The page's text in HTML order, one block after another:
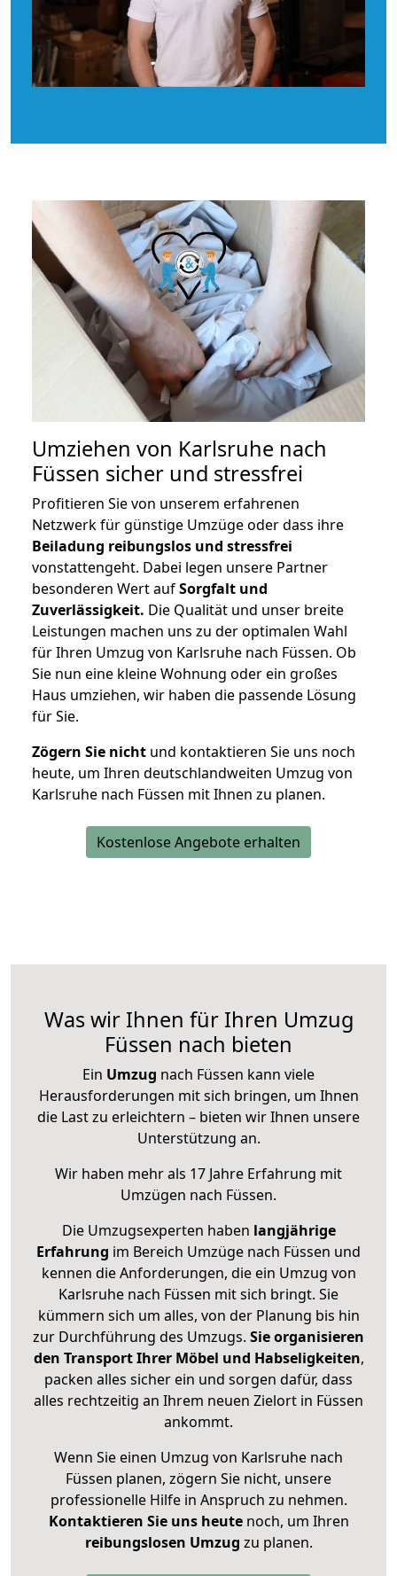
Umziehen von Karlsruhe nach
Füssen sicher und stressfrei
Profitieren Sie von unserem erfahrenen
Netzwerk für günstige Umzüge oder dass ihre
Beiladung reibungslos und stressfrei
vonstattengeht. Dabei legen unsere Partner
besonderen Wert aufSorgfalt und
Zuverlässigkeit. Die Qualität und unser breite
Leistungen machen uns zu der optimalen Wahl
für Ihren Umzug von Karlsruhe nach Füssen. Ob
Sie nun eine kleine Wohnung oder ein großes
Haus umziehen, wir haben die passende Lösung
für Sie.
Zögern Sie nicht und kontaktieren Sie uns noch
heute, um Ihren deutschlandweiten Umzug von
Karlsruhe nach Füssen mit Ihnen zu planen.
Kostenlose Angebote erhalten
Was wir Ihnen für Ihren Umzug
Füssen nach bieten
Ein Umzug nach Füssen kann viele
Herausforderungen mit sich bringen, um Ihnen
die Last zu erleichtern – bieten wir Ihnen unsere
Unterstützung an.
Wir haben mehr als 17 Jahre Erfahrung mit
Umzügen nach Füssen.
Die Umzugsexperten haben langjährige
Erfahrung im Bereich Umzüge nach Füssen und
kennen die Anforderungen, die ein Umzug von
Karlsruhe nach Füssen mit sich bringt. Sie
kümmern sich um alles, von der Planung bis hin
zur Durchführung des Umzugs. Sie organisieren
den Transport Ihrer Möbel und Habseligkeiten,
packen alles sicher ein und sorgen dafür, dass
alles rechtzeitig an Ihrem neuen Zielort in Füssen
ankommt.
Wenn Sie einen Umzug von Karlsruhe nach
Füssen planen, zögern Sie nicht, unsere
professionelle Hilfe in Anspruch zu nehmen.
Kontaktieren Sie uns heutenoch, um Ihren
reibungslosen Umzug zu planen.